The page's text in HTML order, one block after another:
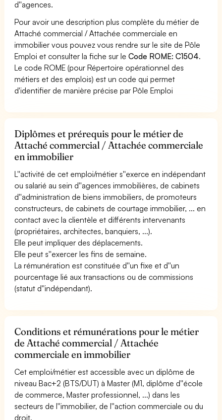
d''agences.
Pour avoir une description plus complète du métier de
Attaché commercial / Attachée commerciale en
immobilier vous pouvez vous rendre sur le site de Pôle
Emploi et consulter la fiche sur leCode ROME: C1504.
Le code ROME (pour Répertoire opérationnel des
métiers et des emplois) est un code qui permet
d'identifier de manière précise par Pôle Emploi
Diplômes et prérequis pour le métier de
Attaché commercial / Attachée commerciale
en immobilier
L''activité de cet emploi/métier s''exerce en indépendant
ou salarié au sein d''agences immobilières, de cabinets
d''administration de biens immobiliers, de promoteurs
constructeurs, de cabinets de courtage immobilier, ... en
contact avec la clientèle et différents intervenants
(propriétaires, architectes, banquiers, ...).
Elle peut impliquer des déplacements.
Elle peut s''exercer les fins de semaine.
La rémunération est constituée d''un fixe et d''un
pourcentage lié aux transactions ou de commissions
(statut d''indépendant).
Conditions et rémunérations pour le métier
de Attaché commercial / Attachée
commerciale en immobilier
Cet emploi/métier est accessible avec un diplôme de
niveau Bac+2 (BTS/DUT) à Master (M1, diplôme d''école
de commerce, Master professionnel, ...) dans les
secteurs de l''immobilier, de l''action commerciale ou du
droit.